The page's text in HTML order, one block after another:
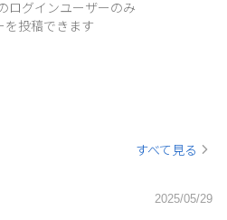
ログインユーザーのみ
を投稿できます
すべて見る
2025/05/29